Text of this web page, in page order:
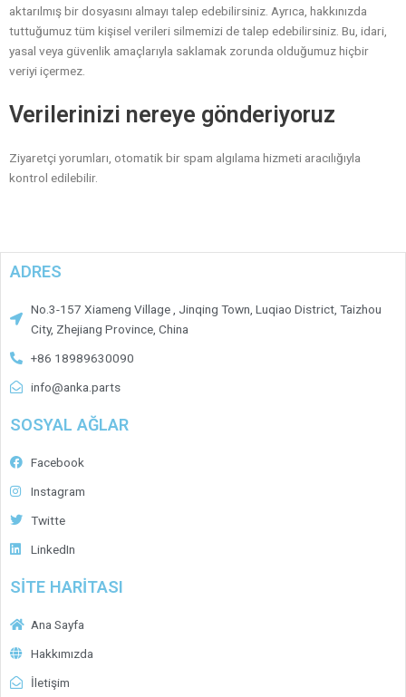
aktarılmış bir dosyasını almayı talep edebilirsiniz. Ayrıca, hakkınızda
tuttuğumuz tüm kişisel verileri silmemizi de talep edebilirsiniz. Bu, idari,
yasal veya güvenlik amaçlarıyla saklamak zorunda olduğumuz hiçbir
veriyi içermez.
Verilerinizi nereye gönderiyoruz
Ziyaretçi yorumları, otomatik bir spam algılama hizmeti aracılığıyla
kontrol edilebilir.
ADRES
No.3-157 Xiameng Village , Jinqing Town, Luqiao District, Taizhou
City, Zhejiang Province, China
+86 18989630090
info@anka.parts
SOSYAL AĞLAR
Facebook
Instagram
Twitte
LinkedIn
SİTE HARİTASI
Ana Sayfa
Hakkımızda
İletişim